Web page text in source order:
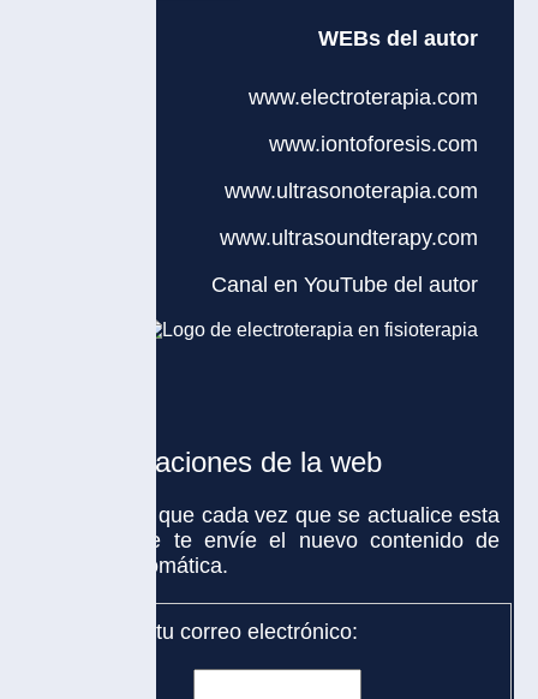
WEBs del autor
www.electroterapia.com
www.iontoforesis.com
www.ultrasonoterapia.com
www.ultrasoundterapy.com
Canal en YouTube del autor
de la web
cada vez que se actualice esta
te envíe el nuevo contenido de
correo electrónico: